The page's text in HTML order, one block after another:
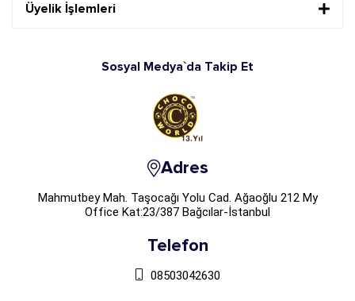
Üyelik İşlemleri
Sosyal Medya`da Takip Et
Adres
Mahmutbey Mah. Taşocağı Yolu Cad. Ağaoğlu 212 My
Office Kat:23/387 Bağcılar-İstanbul
Telefon
08503042630